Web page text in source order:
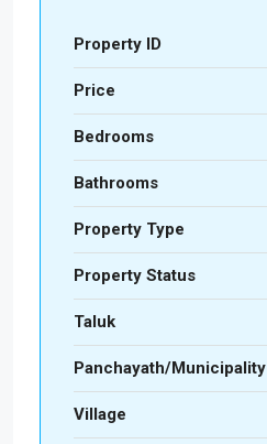
Property ID
Price
Bedrooms
Bathrooms
Property Type
Property Status
Taluk
Panchayath/Municipality
Village